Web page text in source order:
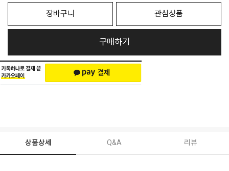
장바구니 관심상품
구매하기
상품상세 Q&A 리뷰